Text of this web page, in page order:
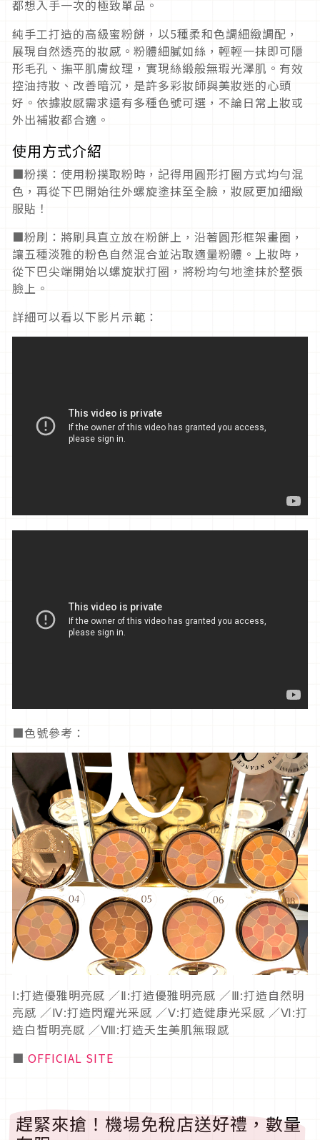
都想入手一次的極致單品。
純手工打造的高級蜜粉餅，以5種柔和色調細緻調配，
展現自然透亮的妝感。粉體細膩如絲，輕輕一抹即可隱
形毛孔、撫平肌膚紋理，實現絲緞般無瑕光澤肌。有效
控油持妝、改善暗沉，是許多彩妝師與美妝迷的心頭
好。依據妝感需求還有多種色號可選，不論日常上妝或
外出補妝都合適。
使用方式介紹
■粉撲：使用粉撲取粉時，記得用圓形打圈方式均勻混
色，再從下巴開始往外螺旋塗抹至全臉，妝感更加細緻
服貼！
■粉刷：將刷具直立放在粉餅上，沿著圓形框架畫圈，
讓五種淡雅的粉色自然混合並沾取適量粉體。上妝時，
從下巴尖端開始以螺旋狀打圈，將粉均勻地塗抹於整張
臉上。
詳細可以看以下影片示範：
■色號參考：
Ⅰ:打造優雅明亮感 ／Ⅱ:打造優雅明亮感 ／Ⅲ:打造自然明
亮感 ／Ⅳ:打造閃耀光釆感 ／Ⅴ:打造健康光采感 ／Ⅵ:打
造白皙明亮感 ／Ⅷ:打造夭生美肌無瑕感
■ OFFICIAL SITE
趕緊來搶！機場免稅店送好禮，數量